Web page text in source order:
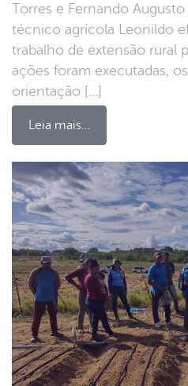
Torres e Fernando
técnico agrícola Leonildo
trabalho de extensão rural
ações foram executadas,
orientação […]
Leia mais…